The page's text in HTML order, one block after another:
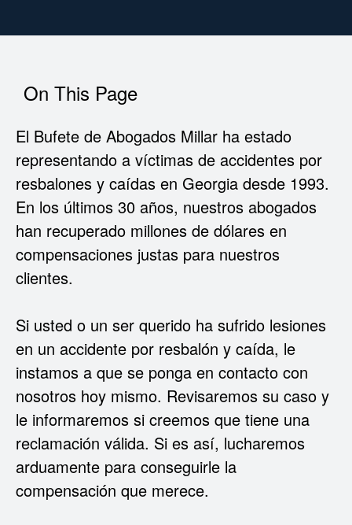
On This Page
El Bufete de Abogados Millar ha estado
representando a víctimas de accidentes por
resbalones y caídas en Georgia desde 1993.
En los últimos 30 años, nuestros abogados
han recuperado millones de dólares en
compensaciones justas para nuestros
clientes.
Si usted o un ser querido ha sufrido lesiones
en un accidente por resbalón y caída, le
instamos a que se ponga en contacto con
nosotros hoy mismo. Revisaremos su caso y
le informaremos si creemos que tiene una
reclamación válida. Si es así, lucharemos
arduamente para conseguirle la
compensación que merece.